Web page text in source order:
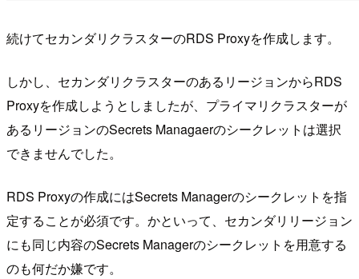
続けてセカンダリクラスターのRDS Proxyを作成します。
しかし、セカンダリクラスターのあるリージョンからRDS
Proxyを作成しようとしましたが、プライマリクラスターが
あるリージョンのSecrets Managaerのシークレットは選択
できませんでした。
RDS Proxyの作成にはSecrets Managerのシークレットを指
定することが必須です。かといって、セカンダリリージョン
にも同じ内容のSecrets Managerのシークレットを用意する
のも何だか嫌です。